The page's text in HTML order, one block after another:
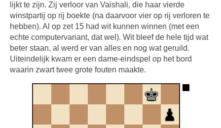
lijkt te zijn. Zij verloor van Vaishali, die haar vierde
winstpartij op rij boekte (na daarvoor vier op rij verloren te
hebben). Al op zet 15 had wit kunnen winnen (met een
echte computervariant, dat wel). Wit bleef de hele tijd wat
beter staan, al werd er van alles en nog wat geruild.
Uiteindelijk kwam er een dame-eindspel op het bord
waarin zwart twee grote fouten maakte.